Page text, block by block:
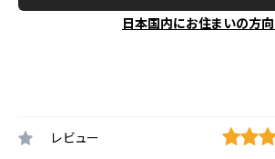
日本国内にお住まいの方
レビュー